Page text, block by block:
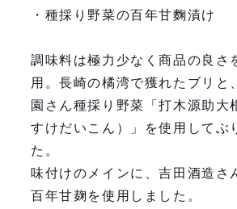
・種採り野菜の百年甘麴漬け
調味料は極力少なく商品の良さ
用。長崎の橘湾で獲れたブリと
園さん種採り野菜「打木源助大
すけだいこん）」を使用してぶ
た。
味付けのメインに、吉田酒造さ
百年甘麹を使用しました。